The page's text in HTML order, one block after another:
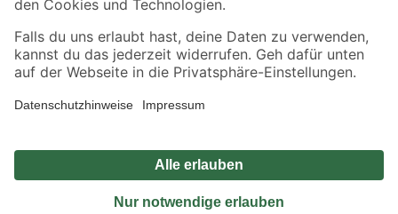
Alle Preisangaben in EUR inkl. gesetzl. MwSt.. Die dargestellten Angebote sind unter
Umständen nicht in allen Märkten verfügbar. Die angegebenen Verfügbarkeiten beziehen
Produkte nur solange der Vorrat reicht.
*Paketversand ab 59 € versandkostenfrei, gilt nicht für Artikel mit Speditionsversand, hier
Privatsphäre Impressum
Nutzungsbedingungen
Widerrufsrecht
Vertrag widerrufen